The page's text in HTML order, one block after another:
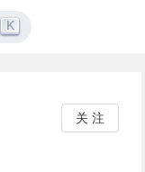
K
关 注